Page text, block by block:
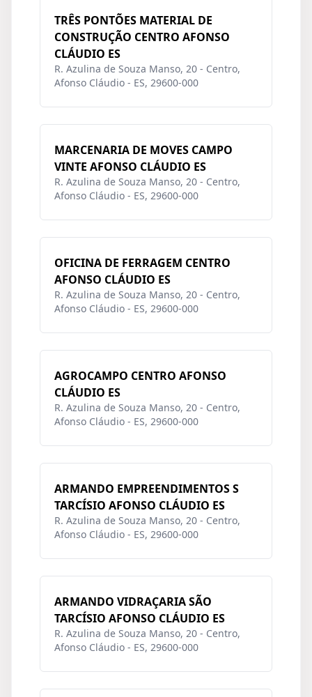
TRÊS PONTÕES MATERIAL DE
CONSTRUÇÃO CENTRO AFONSO
CLÁUDIO ES
R. Azulina de Souza Manso, 20 - Centro,
Afonso Cláudio - ES, 29600-000
MARCENARIA DE MOVES CAMPO
VINTE AFONSO CLÁUDIO ES
R. Azulina de Souza Manso, 20 - Centro,
Afonso Cláudio - ES, 29600-000
OFICINA DE FERRAGEM CENTRO
AFONSO CLÁUDIO ES
R. Azulina de Souza Manso, 20 - Centro,
Afonso Cláudio - ES, 29600-000
AGROCAMPO CENTRO AFONSO
CLÁUDIO ES
R. Azulina de Souza Manso, 20 - Centro,
Afonso Cláudio - ES, 29600-000
ARMANDO EMPREENDIMENTOS S
TARCÍSIO AFONSO CLÁUDIO ES
R. Azulina de Souza Manso, 20 - Centro,
Afonso Cláudio - ES, 29600-000
ARMANDO VIDRAÇARIA SÃO
TARCÍSIO AFONSO CLÁUDIO ES
R. Azulina de Souza Manso, 20 - Centro,
Afonso Cláudio - ES, 29600-000